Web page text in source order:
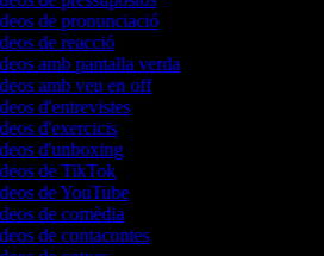
de pronunciació
de reacció
amb pantalla verda
amb veu en off
d'entrevistes
d'exercicis
d'unboxing
de TikTok
de YouTube
de comèdia
de contacontes